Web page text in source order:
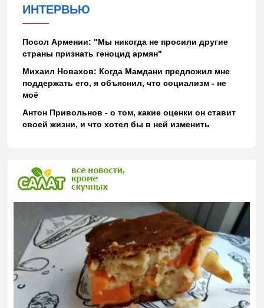
ИНТЕРВЬЮ
Посол Армении: "Мы никогда не просили другие
страны признать геноцид армян"
Михаил Новахов: Когда Мамдани предложил мне
поддержать его, я объяснил, что социализм - не
моё
Антон Привольнов - о том, какие оценки он ставит
своей жизни, и что хотел бы в ней изменить